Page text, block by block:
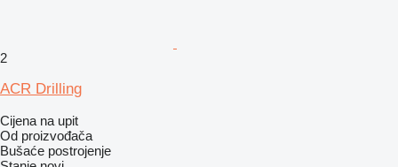
2
ACR Drilling
Cijena na upit
Od proizvođača
Bušaće postrojenje